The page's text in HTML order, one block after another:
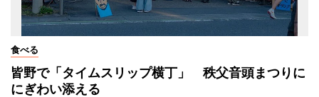
食べる
皆野で「タイムスリップ横丁」 秩父音頭まつりに
にぎわい添える